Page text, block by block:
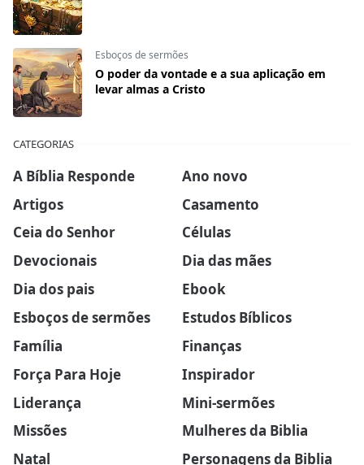
Esboços de sermões
O poder da vontade e a sua aplicação em
levar almas a Cristo
CATEGORIAS
A Bíblia Responde
Ano novo
Artigos
Casamento
Ceia do Senhor
Células
Devocionais
Dia das mães
Dia dos pais
Ebook
Esboços de sermões
Estudos Bíblicos
Família
Finanças
Força Para Hoje
Inspirador
Liderança
Mini-sermões
Missões
Mulheres da Biblia
Natal
Personagens da Biblia